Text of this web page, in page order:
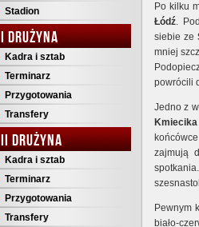
Stadion
I DRUŻYNA
Kadra i sztab
Terminarz
Przygotowania
Transfery
II DRUŻYNA
Kadra i sztab
Terminarz
Przygotowania
Transfery
Po kilku
Łódź.
siebie ze
mniej
powrócili
Jedno z
Kmiecika
zajmują
Pewnym
biało-